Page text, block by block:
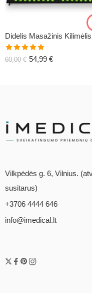
Įvertinimas:
5.00
60,00€ 54,99 €
Vilkpėdės g. 6, Vilnius.
susitarus)
+3706 4444 646
info@imedical.lt